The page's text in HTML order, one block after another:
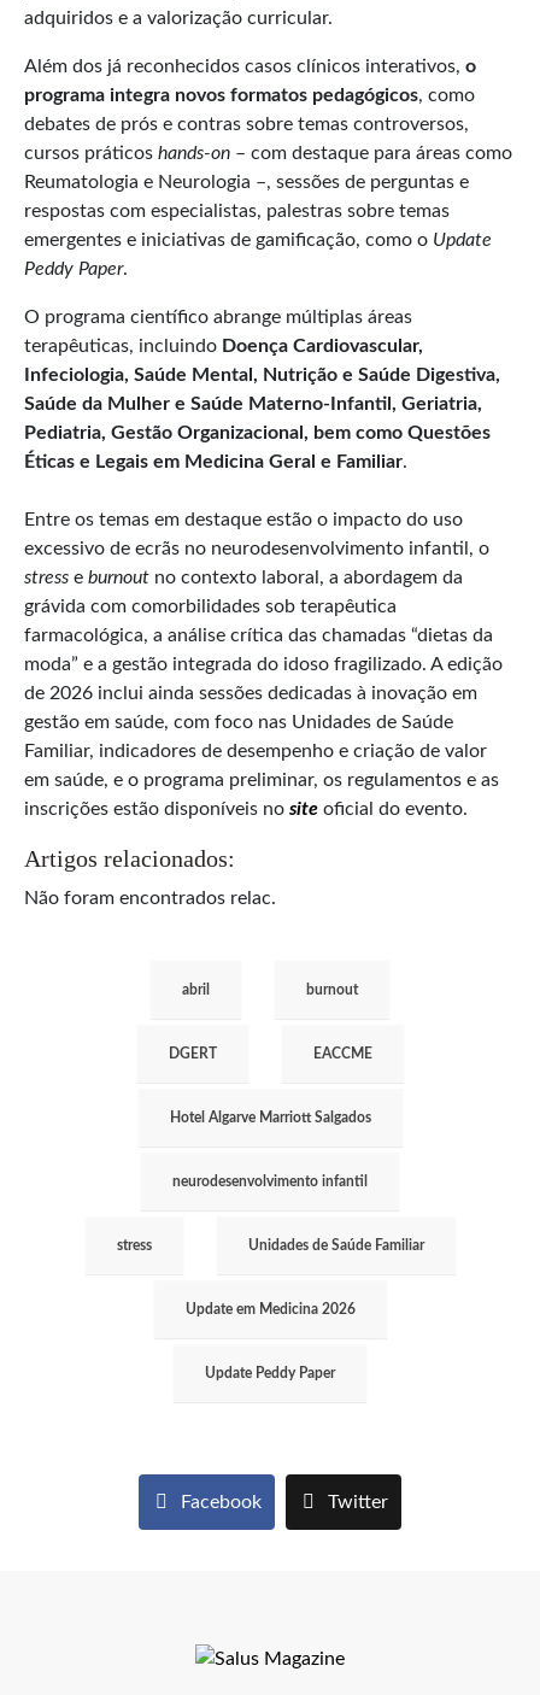
adquiridos e a valorização curricular.
Além dos já reconhecidos casos clínicos interativos, o
programa integra novos formatos pedagógicos, como
debates de prós e contras sobre temas controversos,
cursos práticos hands-on – com destaque para áreas como
Reumatologia e Neurologia –, sessões de perguntas e
respostas com especialistas, palestras sobre temas
emergentes e iniciativas de gamificação, como o Update
Peddy Paper.
O programa científico abrange múltiplas áreas
terapêuticas, incluindo Doença Cardiovascular,
Infeciologia, Saúde Mental, Nutrição e Saúde Digestiva,
Saúde da Mulher e Saúde Materno-Infantil, Geriatria,
Pediatria, Gestão Organizacional, bem como Questões
Éticas e Legais em Medicina Geral e Familiar.
Entre os temas em destaque estão o impacto do uso
excessivo de ecrãs no neurodesenvolvimento infantil, o
stress e burnout no contexto laboral, a abordagem da
grávida com comorbilidades sob terapêutica
farmacológica, a análise crítica das chamadas “dietas da
moda” e a gestão integrada do idoso fragilizado. A edição
de 2026 inclui ainda sessões dedicadas à inovação em
gestão em saúde, com foco nas Unidades de Saúde
Familiar, indicadores de desempenho e criação de valor
em saúde, e o programa preliminar, os regulamentos e as
inscrições estão disponíveis no site oficial do evento.
Artigos relacionados:
Não foram encontrados relac.
abril burnout
DGERT EACCME
Hotel Algarve Marriott Salgados
neurodesenvolvimento infantil
stress Unidades de Saúde Familiar
Update em Medicina 2026
Update Peddy Paper
Facebook Twitter